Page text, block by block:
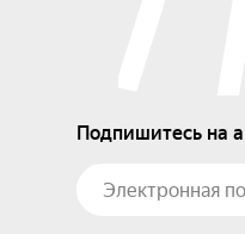
Подпишитесь на